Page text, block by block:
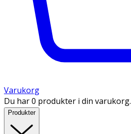
Varukorg
Du har 0 produkter i din varukorg.
Produkter